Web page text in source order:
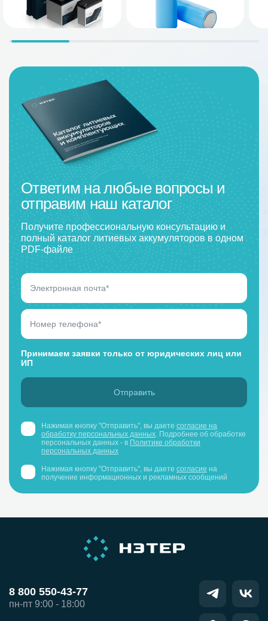
Ответим на любые вопросы и
отправим наш каталог
Получите профессиональную консультацию и
полный каталог литиевых аккумуляторов в одном
PDF-файле
Принимаем заявки только от юридических лиц или
ИП
Нажимая кнопку "Отправить", вы даете согласие на
обработку персональных данных . Подробнее об обработке
персональных данных - в Политике обработки
персональных данных
Нажимая кнопку "Отправить", вы даете согласие на
получение информационных и рекламных сообщений
8 800 550-43-77
пн-пт 9:00 - 18:00